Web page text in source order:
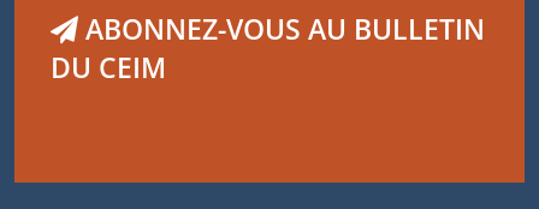
ABONNEZ-VOUS AU BULLETIN
DU CEIM